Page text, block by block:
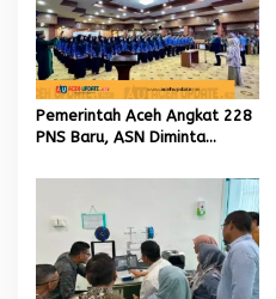
Pemerintah Aceh Angkat 228
PNS Baru, ASN Diminta
Tinggi